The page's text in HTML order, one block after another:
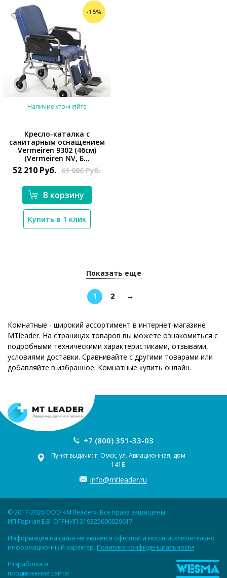
-15%
*}
Наличие уточняйте
Кресло-каталка с
санитарным оснащением
Vermeiren 9302 (46см)
(Vermeiren NV, Б...
52 210 Руб. 61 086Руб.
В корзину
Купить в 1 клик
Показать еще
1 2 →
Комнатные - широкий ассортимент в интернет-магазине
MTleader. На страницах товаров вы можете ознакомиться с
подробными техническими характеристиками, отзывами,
условиями доставки. Сравнивайте с другими товарами или
добавляйте в избранное. Комнатные купить онлайн.
+7 (800) 351-33-03
Пункт выдачи: г. Омск, ул. Авиационная, дом
141Б
info@mtleader.ru
© 2017-2026 ООО «MTleader». Все права защищены.
ИП Горная Е.В. ОГРНИП 319325600029617
Информация на сайте не является офертой и носит исключительно
информационный характер. Политика конфиденциальности
Разработка и
продвижение сайта: